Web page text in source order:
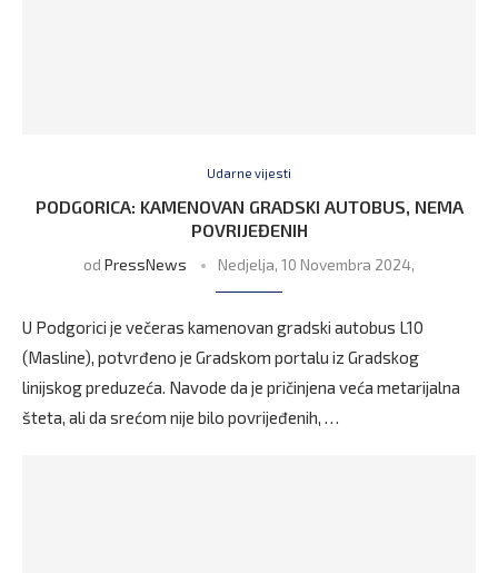
Udarne vijesti
PODGORICA: KAMENOVAN GRADSKI AUTOBUS, NEMA
POVRIJEĐENIH
od PressNews Nedjelja, 10 Novembra 2024,
U Podgorici je večeras kamenovan gradski autobus L10
(Masline), potvrđeno je Gradskom portalu iz Gradskog
linijskog preduzeća. Navode da je pričinjena veća metarijalna
šteta, ali da srećom nije bilo povrijeđenih, …